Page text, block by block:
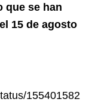
que se han
15 de agosto
155401582